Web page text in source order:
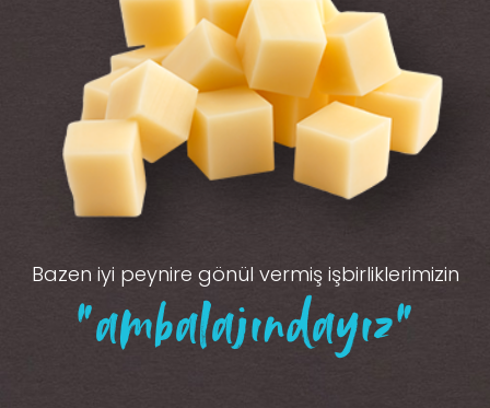
Bazen iyi peynire gönül vermiş işbirliklerimizin
“ambalajındayız”